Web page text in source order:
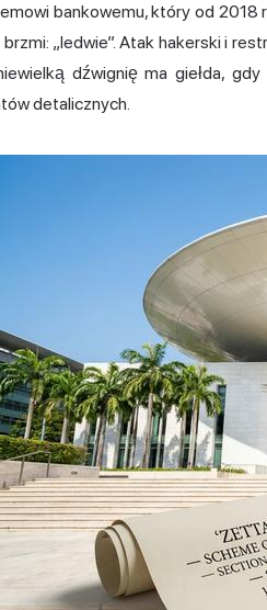
bankowemu, który od 2018
„ledwie”. Atak hakerski i
dźwignię ma giełda,
detalicznych.